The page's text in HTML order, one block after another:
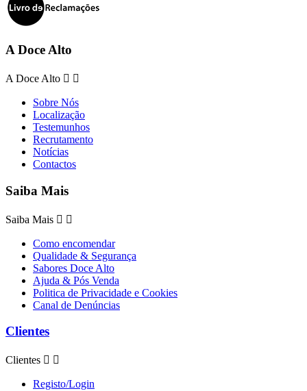
A Doce Alto
A Doce Alto  
Sobre Nós
Localização
Testemunhos
Recrutamento
Notícias
Contactos
Saiba Mais
Saiba Mais  
Como encomendar
Qualidade & Segurança
Sabores Doce Alto
Ajuda & Pós Venda
Politica de Privacidade e Cookies
Canal de Denúncias
Clientes
Clientes  
Registo/Login